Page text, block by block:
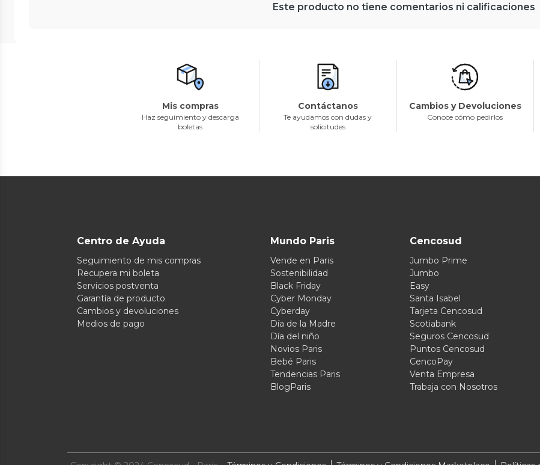
Este producto no tiene comentarios ni calificaciones
Mis compras
Haz seguimiento y descarga
boletas
Contáctanos
Te ayudamos con dudas y
solicitudes
Cambios y Devoluciones
Conoce cómo pedirlos
Centro de Ayuda
Seguimiento de mis compras
Recupera mi boleta
Servicios postventa
Garantía de producto
Cambios y devoluciones
Medios de pago
Mundo Paris
Vende en Paris
Sostenibilidad
Black Friday
Cyber Monday
Cyberday
Día de la Madre
Día del niño
Novios Paris
Bebé Paris
Tendencias Paris
BlogParis
Cencosud
Jumbo Prime
Jumbo
Easy
Santa Isabel
Tarjeta Cencosud
Scotiabank
Seguros Cencosud
Puntos Cencosud
CencoPay
Venta Empresa
Trabaja con Nosotros